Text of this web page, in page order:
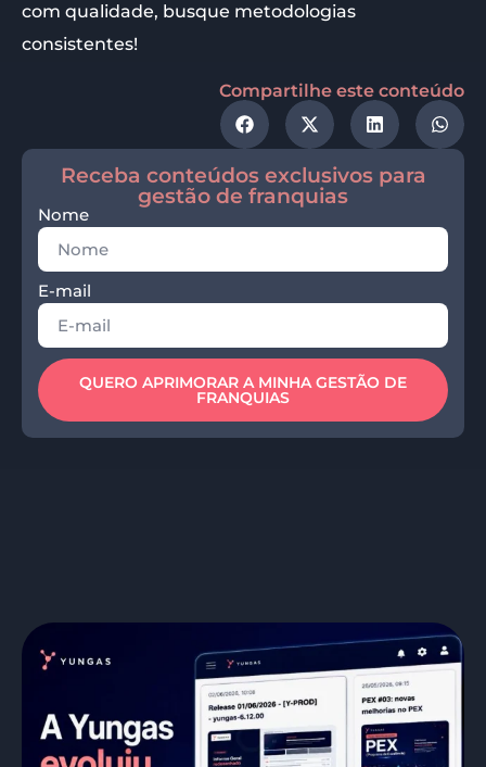
com qualidade, busque metodologias
consistentes!
Compartilhe este conteúdo
Receba conteúdos exclusivos para
gestão de franquias
Nome
E-mail
QUERO APRIMORAR A MINHA GESTÃO DE
FRANQUIAS